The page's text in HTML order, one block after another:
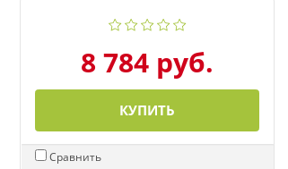
8 784 руб.
КУПИТЬ
Сравнить